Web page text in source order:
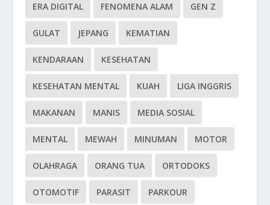
ERA DIGITAL FENOMENA ALAM GEN Z
GULAT JEPANG KEMATIAN
KENDARAAN KESEHATAN
KESEHATAN MENTAL KUAH LIGA INGGRIS
MAKANAN MANIS MEDIA SOSIAL
MENTAL MEWAH MINUMAN MOTOR
OLAHRAGA ORANG TUA ORTODOKS
OTOMOTIF PARASIT PARKOUR